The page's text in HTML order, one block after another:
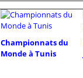
Championnats du
Monde à Tunis